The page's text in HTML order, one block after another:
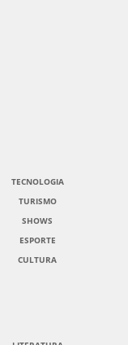
TECNOLOGIA
TURISMO
SHOWS
ESPORTE
CULTURA